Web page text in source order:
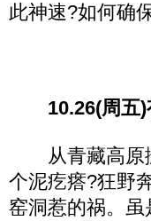
此神速?如何确
10.26(周五)
从青藏高原搬
个泥疙瘩?狂野
窑洞惹的祸。